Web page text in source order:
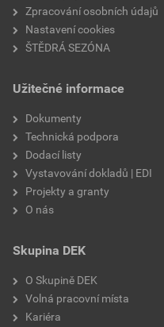
Zpracování osobních údajů
Nastavení cookies
ŠTĚDRÁ SEZÓNA
Užitečné informace
Dokumenty
Technická podpora
Dodací listy
Vystavování dokladů | EDI
Projekty a granty
O nás
Skupina DEK
O Skupině DEK
Volná pracovní místa
Kariéra